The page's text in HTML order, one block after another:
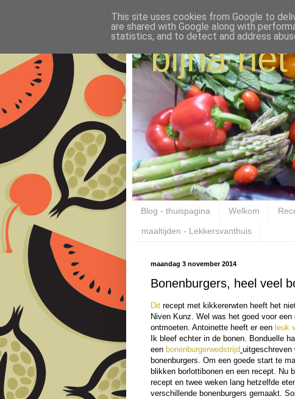
bijna
Blog - thuispagina Welkom
maaltijden - Lekkersvanthuis
maandag 3 november 2014
Bonenburgers, heel veel
Dit recept met kikkererwten heeft het
Niven Kunz. Wel was het goed voor
ontmoeten. Antoinette heeft er een leuk
Ik bleef echter in de bonen. Bonduelle
een bonenburgerwedstrijd uitgeschreven
bonenburgers. Om een goede start te
blikken borlottibonen en een recept. Nu
recept en twee weken lang hetzelfde
verschillende bonenburgers gemaakt.
This site uses cookies from Google to
are shared with Google along with
statistics, and to detect and address